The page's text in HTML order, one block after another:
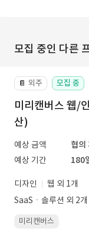
모집 중인 다른
📔 외주 모집 중
미리캔버스 웹/
산)
예상 금액
협의
예상 기간
180
디자인
웹 외 1개
SaaSㆍ솔루션 외 2개
미리캔버스